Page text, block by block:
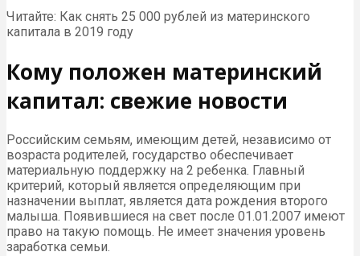
Читайте: Как снять 25 000 рублей из материнского
капитала в 2019 году
Кому положен материнский
капитал: свежие новости
Российским семьям, имеющим детей, независимо от
возраста родителей, государство обеспечивает
материальную поддержку на 2 ребенка. Главный
критерий, который является определяющим при
назначении выплат, является дата рождения второго
малыша. Появившиеся на свет после 01.01.2007 имеют
право на такую помощь. Не имеет значения уровень
заработка семьи.